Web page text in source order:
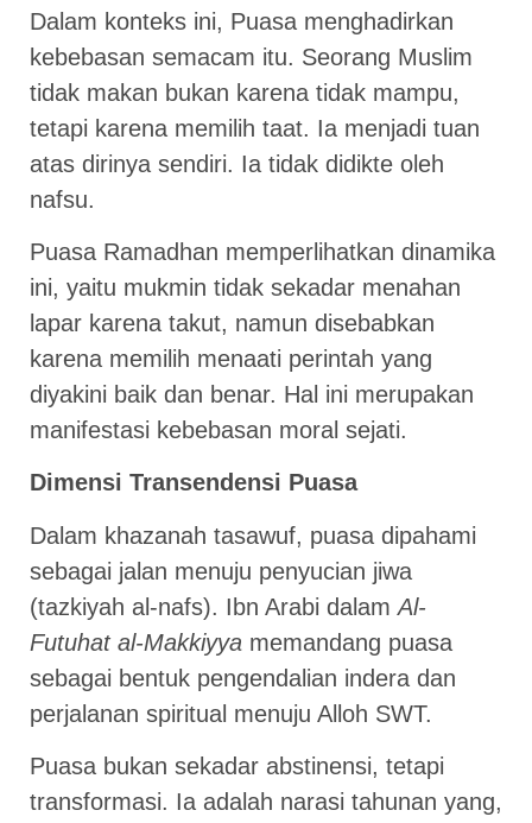
Dalam konteks ini, Puasa menghadirkan
kebebasan semacam itu. Seorang Muslim
tidak makan bukan karena tidak mampu,
tetapi karena memilih taat. Ia menjadi tuan
atas dirinya sendiri. Ia tidak didikte oleh
nafsu.
Puasa Ramadhan memperlihatkan dinamika
ini, yaitu mukmin tidak sekadar menahan
lapar karena takut, namun disebabkan
karena memilih menaati perintah yang
diyakini baik dan benar. Hal ini merupakan
manifestasi kebebasan moral sejati.
Dimensi Transendensi Puasa
Dalam khazanah tasawuf, puasa dipahami
sebagai jalan menuju penyucian jiwa
(tazkiyah al-nafs). Ibn Arabi dalamAl-
Futuhat al-Makkiyya memandang puasa
sebagai bentuk pengendalian indera dan
perjalanan spiritual menuju Alloh SWT.
Puasa bukan sekadar abstinensi, tetapi
transformasi. Ia adalah narasi tahunan yang,